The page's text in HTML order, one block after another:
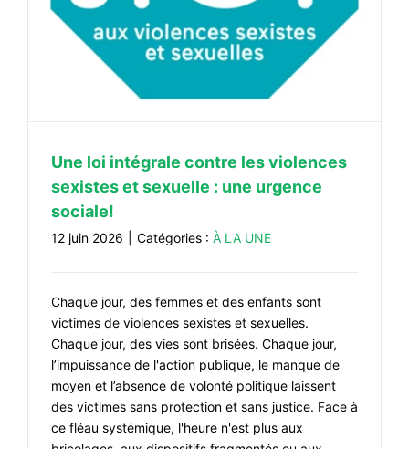
Une loi intégrale contre les violences
sexistes et sexuelle : une urgence
sociale!
12 juin 2026 Catégories : À LA UNE
Chaque jour, des femmes et des enfants sont
victimes de violences sexistes et sexuelles.
Chaque jour, des vies sont brisées. Chaque jour,
l’impuissance de l'action publique, le manque de
moyen et l’absence de volonté politique laissent
des victimes sans protection et sans justice. Face à
ce fléau systémique, l'heure n'est plus aux